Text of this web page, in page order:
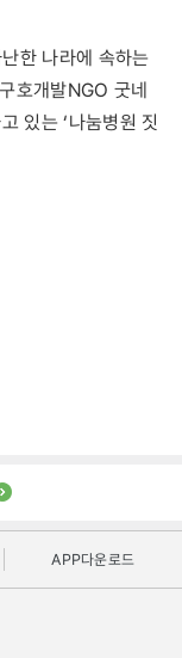
한 나라에 속하는
호개발NGO 굿네
있는 ‘나눔병원 짓
APP다운로드